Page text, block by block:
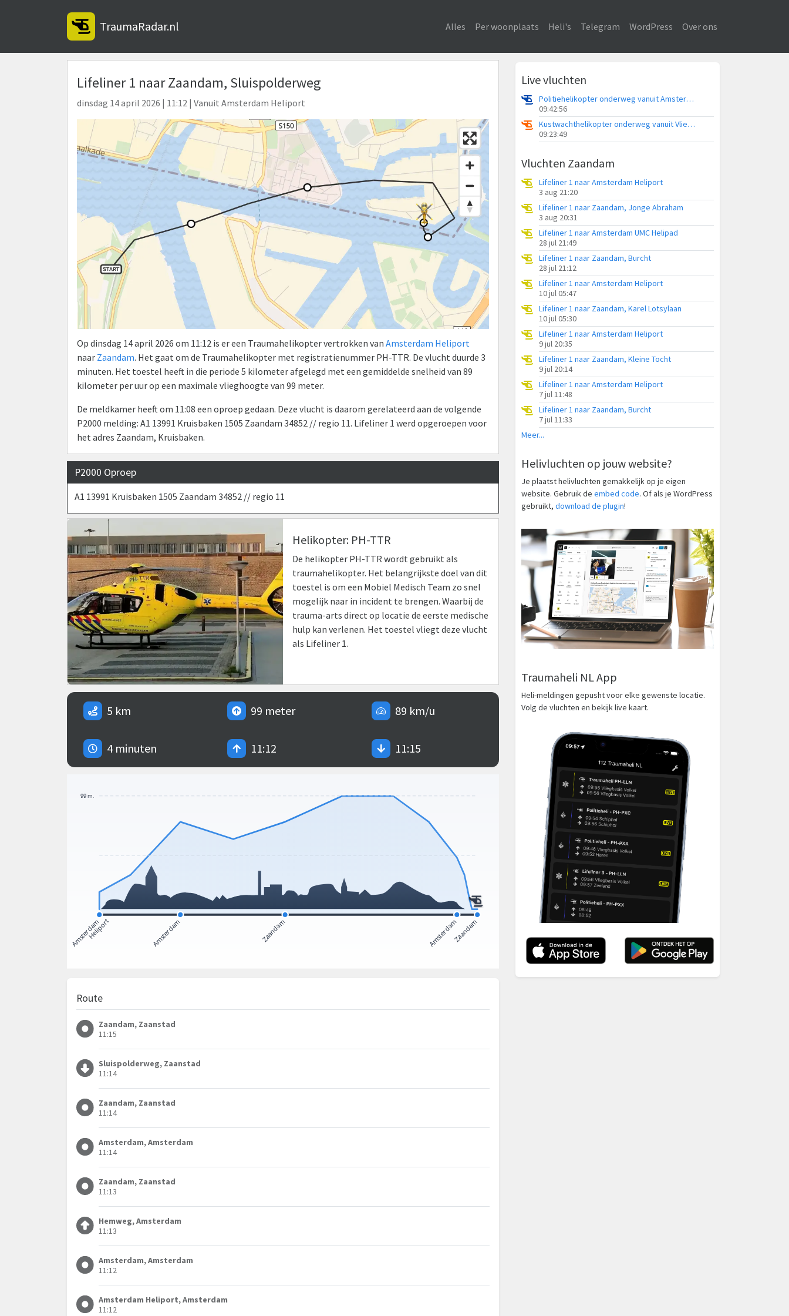
TraumaRadar.nl Alles Per woonplaats Heli's Telegram WordPress Over ons
Lifeliner 1 naar Zaandam, Sluispolderweg
dinsdag 14 april 2026 | 11:12 | Vanuit Amsterdam Heliport
Op dinsdag 14 april 2026 om 11:12 is er een Traumahelikopter vertrokken van Amsterdam Heliport
naar Zaandam. Het gaat om de Traumahelikopter met registratienummer PH-TTR. De vlucht duurde 3
minuten. Het toestel heeft in die periode 5 kilometer afgelegd met een gemiddelde snelheid van 89
kilometer per uur op een maximale vlieghoogte van 99 meter.
De meldkamer heeft om 11:08 een oproep gedaan. Deze vlucht is daarom gerelateerd aan de volgende
P2000 melding: A1 13991 Kruisbaken 1505 Zaandam 34852 // regio 11. Lifeliner 1 werd opgeroepen voor
het adres Zaandam, Kruisbaken.
P2000 Oproep
A1 13991 Kruisbaken 1505 Zaandam 34852 // regio 11
Helikopter: PH-TTR
De helikopter PH-TTR wordt gebruikt als
traumahelikopter. Het belangrijkste doel van dit
toestel is om een Mobiel Medisch Team zo snel
mogelijk naar in incident te brengen. Waarbij de
trauma-arts direct op locatie de eerste medische
hulp kan verlenen. Het toestel vliegt deze vlucht
als Lifeliner 1.
5 km 99 meter 89 km/u
4 minuten 11:12 11:15
Route
Zaandam, Zaanstad
11:15
Sluispolderweg, Zaanstad
11:14
Zaandam, Zaanstad
11:14
Amsterdam, Amsterdam
11:14
Zaandam, Zaanstad
11:13
Hemweg, Amsterdam
11:13
Amsterdam, Amsterdam
11:12
Amsterdam Heliport, Amsterdam
11:12
Live vluchten
Politiehelikopter onderweg vanuit Amsterdam Vliegveld Schiphol
09:42:56
Kustwachthelikopter onderweg vanuit Vliegveld Midden-Zeeland
09:23:49
Vluchten Zaandam
Lifeliner 1 naar Amsterdam Heliport
3 aug 21:20
Lifeliner 1 naar Zaandam, Jonge Abraham
3 aug 20:31
Lifeliner 1 naar Amsterdam UMC Helipad
28 jul 21:49
Lifeliner 1 naar Zaandam, Burcht
28 jul 21:12
Lifeliner 1 naar Amsterdam Heliport
10 jul 05:47
Lifeliner 1 naar Zaandam, Karel Lotsylaan
10 jul 05:30
Lifeliner 1 naar Amsterdam Heliport
9 jul 20:35
Lifeliner 1 naar Zaandam, Kleine Tocht
9 jul 20:14
Lifeliner 1 naar Amsterdam Heliport
7 jul 11:48
Lifeliner 1 naar Zaandam, Burcht
7 jul 11:33
Meer...
Helivluchten op jouw website?
Je plaatst helivluchten gemakkelijk op je eigen
website. Gebruik de embed code. Of als je WordPress
gebruikt, download de plugin!
Traumaheli NL App
Heli-meldingen gepusht voor elke gewenste locatie.
Volg de vluchten en bekijk live kaart.